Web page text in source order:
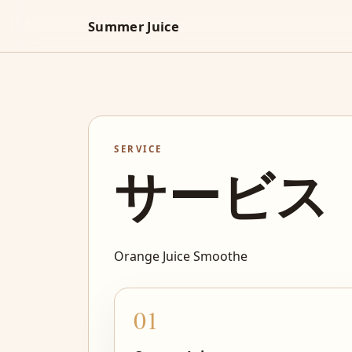
Summer Juice
SERVICE
サービス
Orange Juice Smoothe
01